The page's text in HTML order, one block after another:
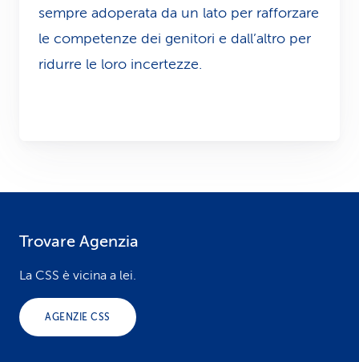
sempre adoperata da un lato per rafforzare
le competenze dei genitori e dall’altro per
ridurre le loro incertezze.
Trovare Agenzia
La CSS è vicina a lei.
AGENZIE CSS